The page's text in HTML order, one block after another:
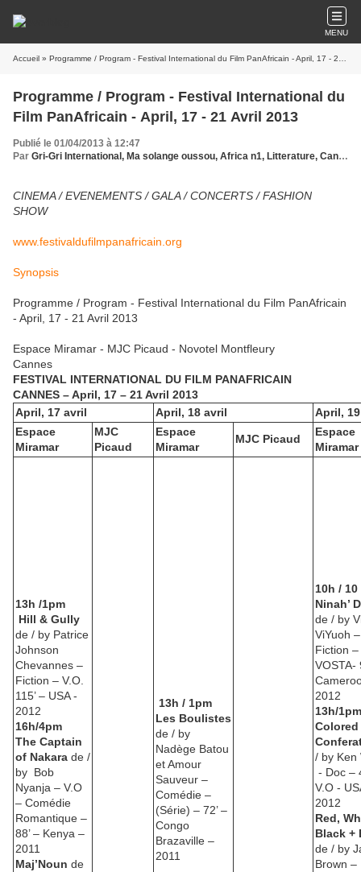
MENU
Accueil » Programme / Program - Festival International du Film PanAfricain - April, 17 - 21 Avril 2013
Programme / Program - Festival International du
Film PanAfricain - April, 17 - 21 Avril 2013
Publié le 01/04/2013 à 12:47
Par Gri-Gri International, Ma solange oussou, Africa n1, Litterature, Cannes, Film PanAfricain
CINEMA / EVENEMENTS / GALA / CONCERTS / FASHION
SHOW
www.festivaldufilmpanafricain.org
Synopsis
Programme / Program - Festival International du Film PanAfricain
- April, 17 - 21 Avril 2013
Espace Miramar - MJC Picaud - Novotel Montfleury
Cannes
FESTIVAL INTERNATIONAL DU FILM PANAFRICAIN
CANNES – April, 17 – 21 Avril 2013
April, 17 avril
April, 18 avril
April,
Espace
Miramar
MJC
Picaud
Espace
Miramar
MJC Picaud
Espace
Miramar
13h /1pm
Hill & Gully
de / by Patrice
Johnson
Chevannes –
Fiction – V.O.
115’ – USA -
2012
16h/4pm
The Captain
of Nakara de /
by Bob
Nyanja – V.O
– Comédie
Romantique –
88’ – Kenya –
2011
Maj’Noun de
13h / 1pm
Les Boulistes
de / by
Nadège Batou
et Amour
Sauveur –
Comédie –
(Série) – 72’ –
Congo
Brazaville –
2011
10h / 10
Ninah’
de / by
ViYuoh –
Fiction –
VOSTA-
2012
13h/1pm
Colored
/ by Ken
- Doc –
V.O -
2012
Red,
Black +
de / by
Brown –